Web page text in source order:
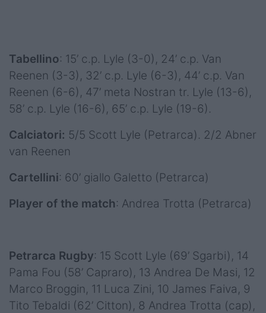
Tabellino: 15’ c.p. Lyle (3-0), 24’ c.p. Van
Reenen (3-3), 32’ c.p. Lyle (6-3), 44’ c.p. Van
Reenen (6-6), 47’ meta Nostran tr. Lyle (13-6),
58’ c.p. Lyle (16-6), 65’ c.p. Lyle (19-6).
Calciatori: 5/5 Scott Lyle (Petrarca). 2/2 Abner
van Reenen
Cartellini: 60’ giallo Galetto (Petrarca)
Player of the match: Andrea Trotta (Petrarca)
Petrarca Rugby: 15 Scott Lyle (69’ Sgarbi), 14
Pama Fou (58’ Capraro), 13 Andrea De Masi, 12
Marco Broggin, 11 Luca Zini, 10 James Faiva, 9
Tito Tebaldi (62’ Citton), 8 Andrea Trotta (cap),